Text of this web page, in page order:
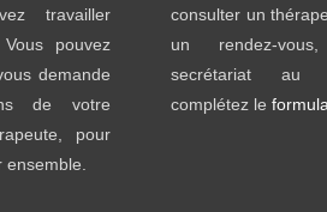
travailler
pouvez
demande
de votre
pour
consulter un
un rendez-
secrétariat au
complétez le